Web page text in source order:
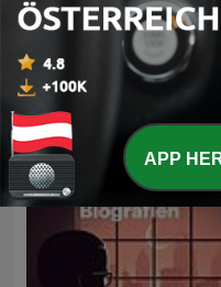
ZEIT WISSEN. Woher
APP